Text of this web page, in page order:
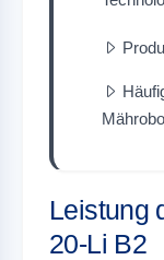
Leistung
20-Li B2